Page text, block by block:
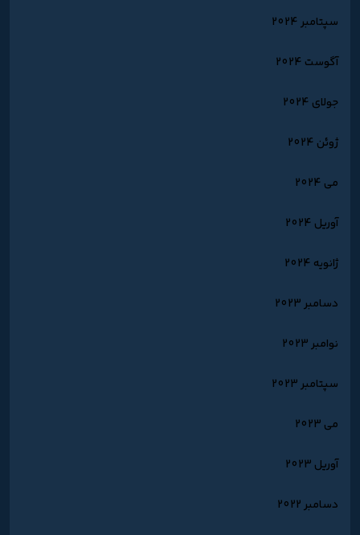
سپتامبر 2024
آگوست 2024
جولای 2024
ژوئن 2024
می 2024
آوریل 2024
ژانویه 2024
دسامبر 2023
نوامبر 2023
سپتامبر 2023
می 2023
آوریل 2023
دسامبر 2022